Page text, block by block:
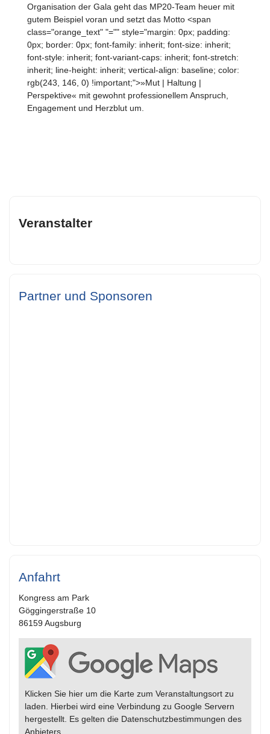
Organisation der Gala geht das MP20-Team heuer mit
gutem Beispiel voran und setzt das Motto <span
class="orange_text" "="" style="margin: 0px; padding:
0px; border: 0px; font-family: inherit; font-size: inherit;
font-style: inherit; font-variant-caps: inherit; font-stretch:
inherit; line-height: inherit; vertical-align: baseline; color:
rgb(243, 146, 0) !important;">»Mut | Haltung |
Perspektive« mit gewohnt professionellem Anspruch,
Engagement und Herzblut um.
Veranstalter
Partner und Sponsoren
Anfahrt
Kongress am Park
Göggingerstraße 10
86159 Augsburg
Klicken Sie hier um die Karte zum Veranstaltungsort zu
laden. Hierbei wird eine Verbindung zu Google Servern
hergestellt. Es gelten die Datenschutzbestimmungen des
Anbieters.